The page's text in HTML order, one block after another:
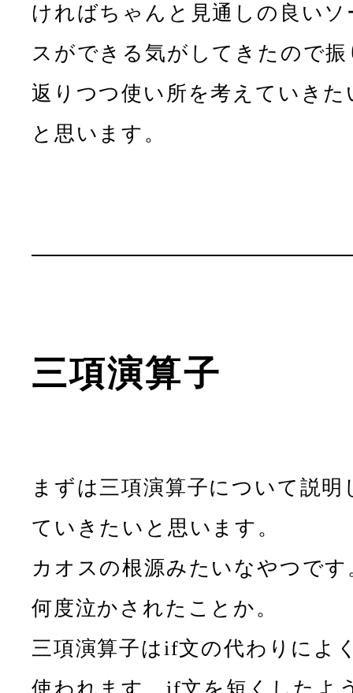
ければちゃんと見通しの良いソ
スができる気がしてきたので振
返りつつ使い所を考えていきた
と思います。
三項演算子
まずは三項演算子について説明
ていきたいと思います。
カオスの根源みたいなやつです
何度泣かされたことか。
三項演算子はif文の代わりによ